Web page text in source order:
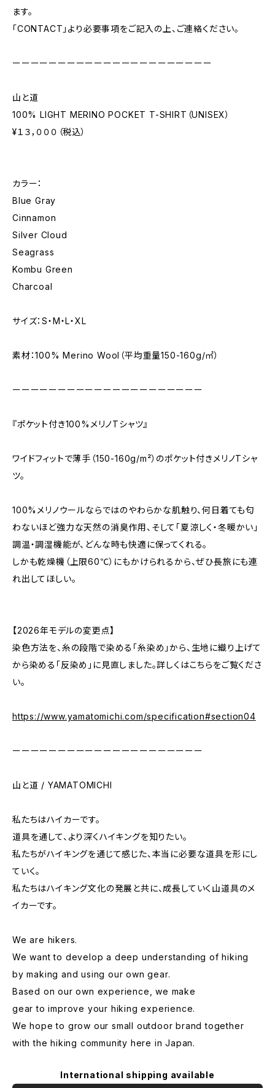
ます。
「CONTACT」より必要事項をご記入の上、ご連絡ください。
ーーーーーーーーーーーーーーーーーーーーーー
山と道
100% LIGHT MERINO POCKET T-SHIRT（UNISEX）
¥１３，０００（税込）
カラー：
Blue Gray
Cinnamon
Silver Cloud
Seagrass
Kombu Green
Charcoal
サイズ：S・M・L・XL
素材：100% Merino Wool（平均重量150-160g/㎡）
ーーーーーーーーーーーーーーーーーーーーー
『ポケット付き100%メリノTシャツ』
ワイドフィットで薄手（150-160g/m²）のポケット付きメリノTシャ
ツ。
100%メリノウールならではのやわらかな肌触り、何日着ても匂
わないほど強力な天然の消臭作用、そして「夏涼しく・冬暖かい」
調温・調湿機能が、どんな時も快適に保ってくれる。
しかも乾燥機（上限60℃）にもかけられるから、ぜひ長旅にも連
れ出してほしい。
【2026年モデルの変更点】
染色方法を、糸の段階で染める「糸染め」から、生地に織り上げて
から染める「反染め」に見直しました。詳しくはこちらをご覧くださ
い。
https://www.yamatomichi.com/specification#section04
ーーーーーーーーーーーーーーーーーーーーー
山と道 / YAMATOMICHI
私たちはハイカーです。
道具を通して、より深くハイキングを知りたい。
私たちがハイキングを通じて感じた、本当に必要な道具を形にし
ていく。
私たちはハイキング文化の発展と共に、成長していく山道具のメ
イカーです。
We are hikers.
We want to develop a deep understanding of hiking
by making and using our own gear.
Based on our own experience, we make
gear to improve your hiking experience.
We hope to grow our small outdoor brand together
with the hiking community here in Japan.
International shipping available